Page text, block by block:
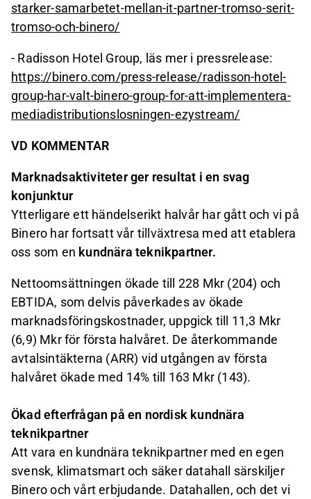
starker-samarbetet-mellan-it-partner-tromso-serit-
tromso-och-binero/
- Radisson Hotel Group, läs mer i pressrelease:
https://binero.com/press-release/radisson-hotel-
group-har-valt-binero-group-for-att-implementera-
mediadistributionslosningen-ezystream/
VD KOMMENTAR
Marknadsaktiviteter ger resultat i en svag
konjunktur
Ytterligare ett händelserikt halvår har gått och vi på
Binero har fortsatt vår tillväxtresa med att etablera
oss som en kundnära teknikpartner.
Nettoomsättningen ökade till 228 Mkr (204) och
EBTIDA, som delvis påverkades av ökade
marknadsföringskostnader, uppgick till 11,3 Mkr
(6,9) Mkr för första halvåret. De återkommande
avtalsintäkterna (ARR) vid utgången av första
halvåret ökade med 14% till 163 Mkr (143).
Ökad efterfrågan på en nordisk kundnära
teknikpartner
Att vara en kundnära teknikpartner med en egen
svensk, klimatsmart och säker datahall särskiljer
Binero och vårt erbjudande. Datahallen, och det vi